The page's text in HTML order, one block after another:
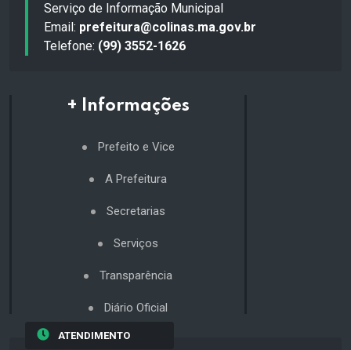
Serviço de Informação Municipal
Email: prefeitura@colinas.ma.gov.br
Telefone: (99) 3552-1626
+ Informações
Prefeito e Vice
A Prefeitura
Secretarias
Serviços
Transparência
Diário Oficial
ATENDIMENTO